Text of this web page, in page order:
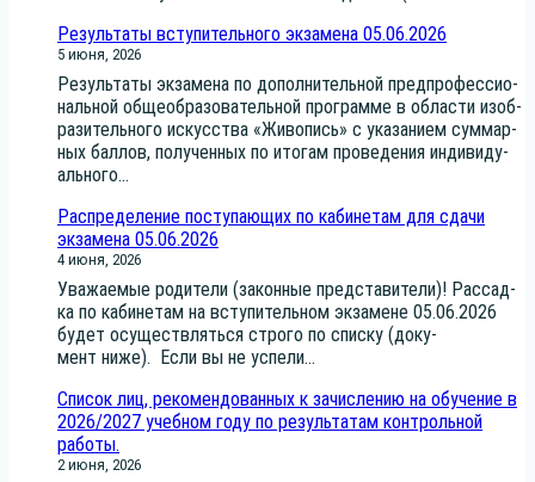
Результаты вступительного экзамена 05.06.2026
5 июня, 2026
Резуль­та­ты экза­ме­на по допол­ни­тель­ной пред­про­фес­си­о­
наль­ной обще­об­ра­зо­ва­тель­ной про­грам­ме в обла­сти изоб­
ра­зи­тель­но­го искус­ства «Живо­пись» с ука­за­ни­ем сум­мар­
ных бал­лов, полу­чен­ных по ито­гам про­ве­де­ния инди­ви­ду­
аль­но­го...
Распределение поступающих по кабинетам для сдачи
экзамена 05.06.2026
4 июня, 2026
Ува­жа­е­мые роди­те­ли (закон­ные пред­ста­ви­те­ли)! Рас­сад­
ка по каби­не­там на всту­пи­тель­ном экза­мене 05.06.2026
будет осу­ществ­лять­ся стро­го по спис­ку (доку­
мент ниже). Если вы не успе­ли...
Список лиц, рекомендованных к зачислению на обучение в
2026/2027 учебном году по результатам контрольной
работы.
2 июня, 2026